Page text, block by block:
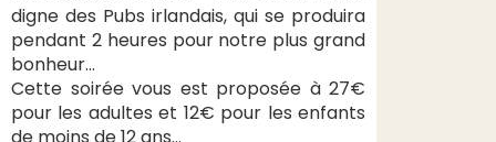
digne des Pubs irlandais, qui se produira
pendant 2 heures pour notre plus grand
bonheur…
Cette soirée vous est proposée à 27€
pour les adultes et 12€ pour les enfants